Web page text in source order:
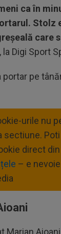
ca în
Stolz
care
Digi Sport
portar pe
urile nu
sectiune.
direct
– e
Marian